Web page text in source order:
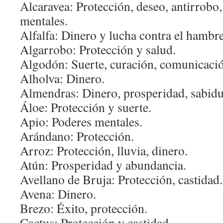
Alcaravea: Protección, deseo,
mentales.
Alfalfa: Dinero y lucha contra el
Algarrobo: Protección y salud.
Algodón: Suerte, curación,
Alholva: Dinero.
Almendras: Dinero, prosperidad,
Áloe: Protección y suerte.
Apio: Poderes mentales.
Arándano: Protección.
Arroz: Protección, lluvia, dinero.
Atún: Prosperidad y abundancia.
Avellano de Bruja: Protección, castidad.
Avena: Dinero.
Brezo: Éxito, protección.